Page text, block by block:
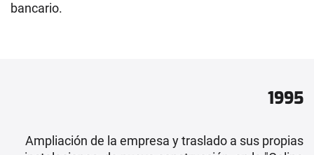
bancario.
1995
Ampliación de la empresa y traslado a sus propias